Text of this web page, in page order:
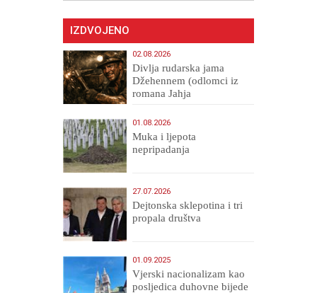
IZDVOJENO
02.08.2026
Divlja rudarska jama
Džehennem (odlomci iz
romana Jahja
01.08.2026
Muka i ljepota
nepripadanja
27.07.2026
Dejtonska sklepotina i tri
propala društva
01.09.2025
​Vjerski nacionalizam kao
posljedica duhovne bijede